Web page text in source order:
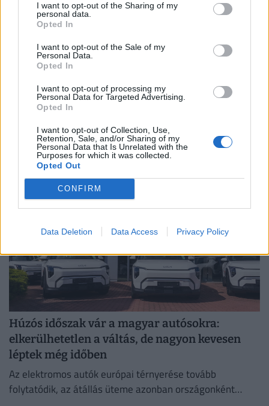
I want to opt-out of the Sharing of my
personal data.
Opted In
I want to opt-out of the Sale of my
Personal Data.
Opted In
I want to opt-out of processing my
Personal Data for Targeted Advertising.
Opted In
I want to opt-out of Collection, Use,
Retention, Sale, and/or Sharing of my
Personal Data that Is Unrelated with the
Purposes for which it was collected.
Opted Out
CONFIRM
Data Deletion Data Access Privacy Policy
Működik a legális autós trükk: tömegével
szerzik be így a járműveket az élelmes
magyarok
A Magyar Lízingszövetség szerint a vállalkozások,
különösen a kis- és középvállalkozások továbbra is
meghatározó szerepet töltenek be.
Húzós időszak vár a magyar autósokra:
elkerülhetetlen a váltás, de nagyon kevesen
léptek még időben
Az elektromos autók európai térnyerése tovább
folytatódik, az átállás üteme azonban országonként